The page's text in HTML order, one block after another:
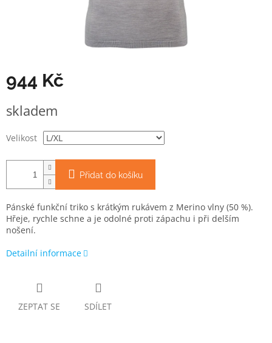
944 Kč
cena:
skladem
Velikost
Přidat do košíku
Pánské funkční triko s krátkým rukávem z Merino vlny (50 %).
Hřeje, rychle schne a je odolné proti zápachu i při delším
nošení.
Detailní informace
ZEPTAT SE SDÍLET